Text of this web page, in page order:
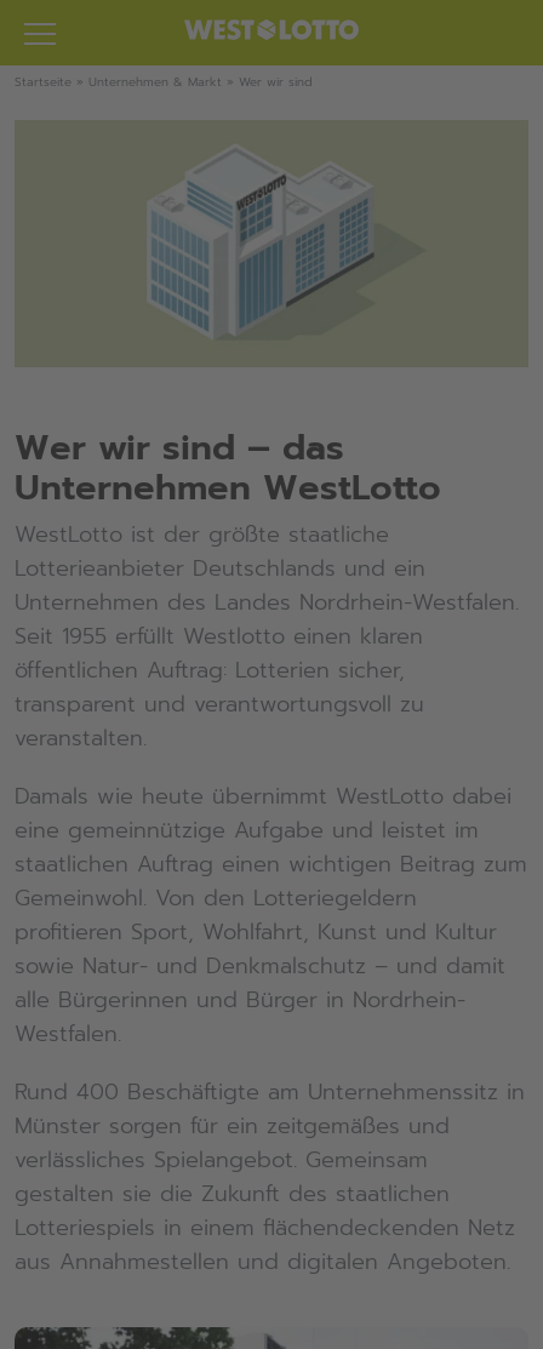
Zum
Inhalt
springen
Startseite » Unternehmen & Markt » Wer wir sind
Wer wir sind – das
Unternehmen WestLotto
WestLotto ist der größte staatliche
Lotterieanbieter Deutschlands und ein
Unternehmen des Landes Nordrhein-Westfalen.
Seit 1955 erfüllt Westlotto einen klaren
öffentlichen Auftrag: Lotterien sicher,
transparent und verantwortungsvoll zu
veranstalten.
Damals wie heute übernimmt WestLotto dabei
eine gemeinnützige Aufgabe und leistet im
staatlichen Auftrag einen wichtigen Beitrag zum
Gemeinwohl. Von den Lotteriegeldern
profitieren Sport, Wohlfahrt, Kunst und Kultur
sowie Natur- und Denkmalschutz – und damit
alle Bürgerinnen und Bürger in Nordrhein-
Westfalen.
Rund 400 Beschäftigte am Unternehmenssitz in
Münster sorgen für ein zeitgemäßes und
verlässliches Spielangebot. Gemeinsam
gestalten sie die Zukunft des staatlichen
Lotteriespiels in einem flächendeckenden Netz
aus Annahmestellen und digitalen Angeboten.